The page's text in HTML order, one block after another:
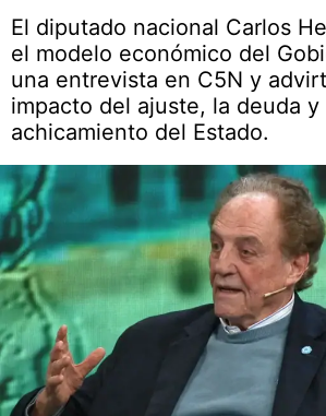
El diputado nacional Carlos
el modelo económico del
una entrevista en C5N y
impacto del ajuste, la deuda y
achicamiento del Estado.